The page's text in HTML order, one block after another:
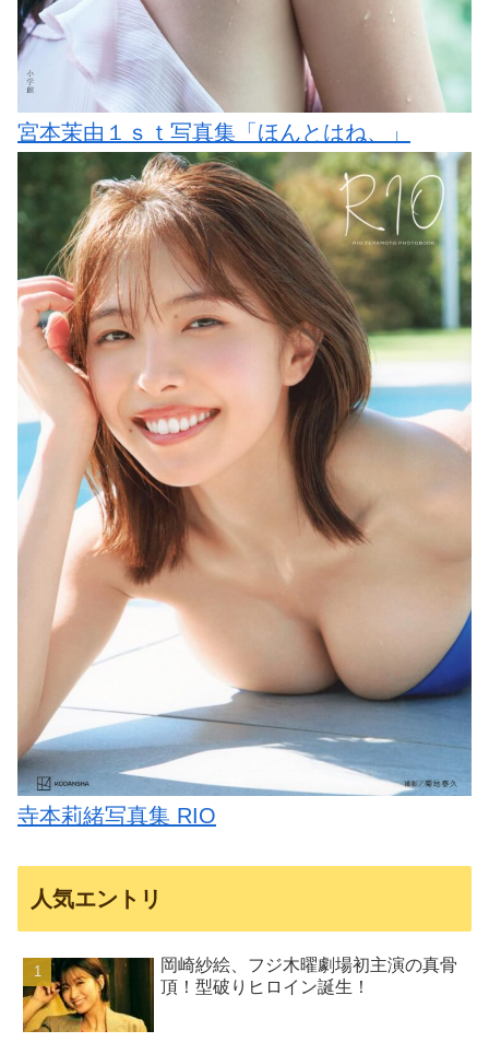
宮本茉由１ｓｔ写真集「ほんとはね、」
寺本莉緒写真集 RIO
人気エントリ
岡崎紗絵、フジ木曜劇場初主演の真骨
頂！型破りヒロイン誕生！